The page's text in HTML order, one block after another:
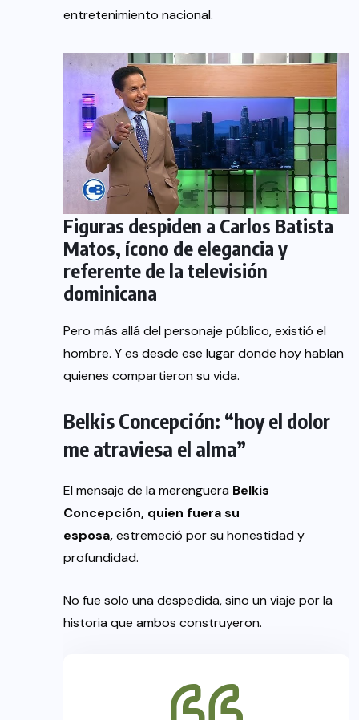
entretenimiento nacional.
Figuras despiden a Carlos Batista
Matos, ícono de elegancia y
referente de la televisión
dominicana
Pero más allá del personaje público, existió el
hombre. Y es desde ese lugar donde hoy hablan
quienes compartieron su vida.
Belkis Concepción: “hoy el dolor
me atraviesa el alma”
El mensaje de la merenguera Belkis
Concepción, quien fuera su
esposa,estremeció por su honestidad y
profundidad.
No fue solo una despedida, sino un viaje por la
historia que ambos construyeron.